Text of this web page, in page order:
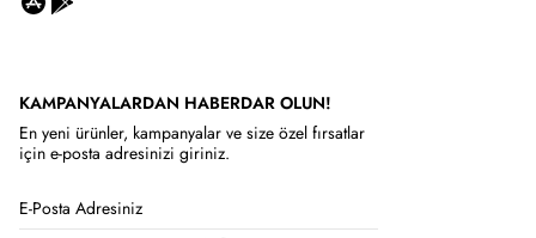
KAMPANYALARDAN HABERDAR OLUN!
En yeni ürünler, kampanyalar ve size özel fırsatlar
için e-posta adresinizi giriniz.